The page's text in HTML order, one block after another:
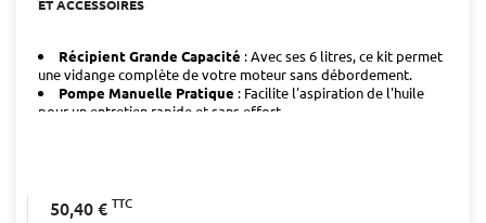
ET ACCESSOIRES
Récipient Grande Capacité : Avec ses 6 litres, ce kit permet
une vidange complète de votre moteur sans débordement.
Pompe Manuelle Pratique : Facilite l'aspiration de l'huile
pour un entretien rapide et sans effort.
50,40 € TTC